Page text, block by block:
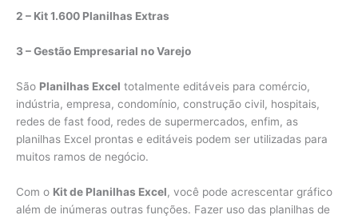
2 – Kit 1.600 Planilhas Extras
3 – Gestão Empresarial no Varejo
São Planilhas Excel totalmente editáveis para comércio,
indústria, empresa, condomínio, construção civil, hospitais,
redes de fast food, redes de supermercados, enfim, as
planilhas Excel prontas e editáveis podem ser utilizadas para
muitos ramos de negócio.
Com o Kit de Planilhas Excel, você pode acrescentar gráfico
além de inúmeras outras funções. Fazer uso das planilhas de